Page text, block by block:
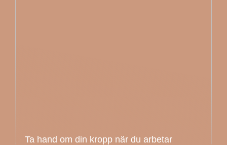
Ta hand om din kropp när du arbetar